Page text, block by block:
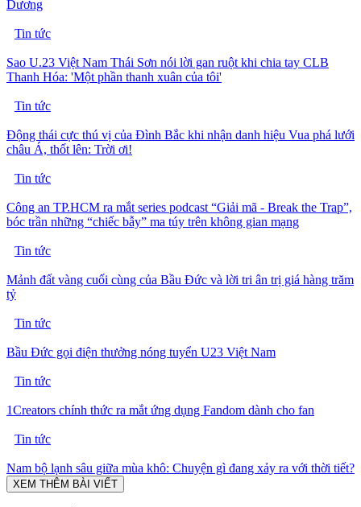
Dương
Tin tức
Sao U.23 Việt Nam Thái Sơn nói lời gan ruột khi chia tay CLB
Thanh Hóa: 'Một phần thanh xuân của tôi'
Tin tức
Động thái cực thú vị của Đình Bắc khi nhận danh hiệu Vua phá lưới
châu Á, thốt lên: Trời ơi!
Tin tức
Công an TP.HCM ra mắt series podcast “Giải mã - Break the Trap”,
bóc trần những “chiếc bẫy” ma túy trên không gian mạng
Tin tức
Mảnh đất vàng cuối cùng của Bầu Đức và lời tri ân trị giá hàng trăm
tỷ
Tin tức
Bầu Đức gọi điện thưởng nóng tuyển U23 Việt Nam
Tin tức
1Creators chính thức ra mắt ứng dụng Fandom dành cho fan
Tin tức
Nam bộ lạnh sâu giữa mùa khô: Chuyện gì đang xảy ra với thời tiết?
XEM THÊM BÀI VIẾT